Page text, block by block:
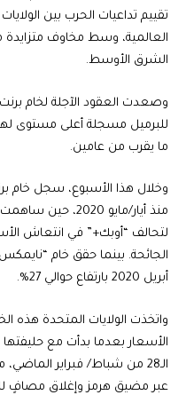
تقييم تداعيات الحرب بين
العالمية، وسط مخاوف
الشرق الأوسط.
ما يقرب من عامين.
منذ أيار/مايو
لتحالف “أوبك+” في انتعاش
الجائحة. بينما حقق خام
أبريل 2020 بارتفاع حوالي 27%.
واتخذت الولايات ‌المتحدة ⁠هذه
الأسعار بعدما بدأت مع
الـ28 من شباط/ فبراير
عبر مضيق هرمز وإغلاق مصافٍ